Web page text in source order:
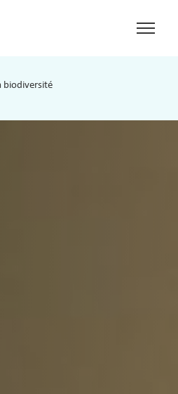
biodiversité